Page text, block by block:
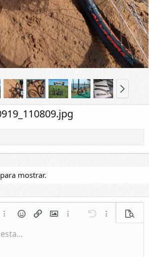
mostrar.
Lista numerada
Lista
Más opciones...
Emoticonos
Insertar enlace
Insertar imagen
Más opciones...
Deshacer
Más
Vista
tablaborrador